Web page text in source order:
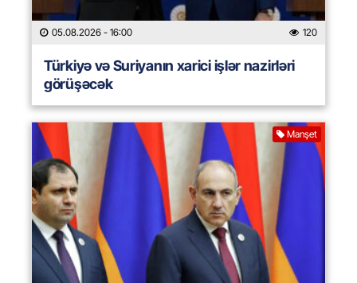
05.08.2026 - 16:00 120
Türkiyə və Suriyanın xarici işlər nazirləri
görüşəcək
Manşet